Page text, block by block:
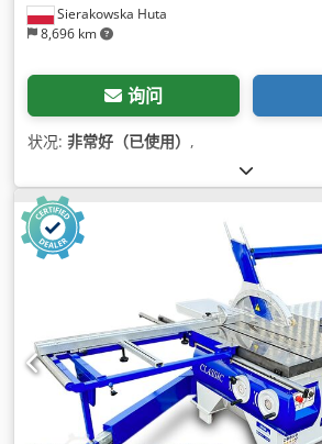
Sierakowska Huta
8,696 km
询问
状况: 非常好（已使用） ,